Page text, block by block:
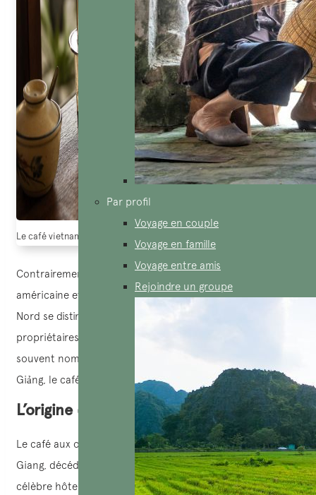
Par profil
Voyage en couple
Voyage en famille
Voyage entre amis
Rejoindre un groupe
Le café vietnamien dans la culture vietnamienne. Source:
Contrairement aux cafés élégants imprégnés de la culture
américaine et de l’esprit ouvert des habitants du Sud, le
Nord se distingue par ses nombreux cafés familiaux, où les
propriétaires eux-mêmes préparent et servent le café,
souvent nommés d’après leur propre nom comme le café
Giảng, le café Nhân, le café Lâm,…
L’origine du café aux oeufs
Le café aux oeufs trouve ses origines grâce à Nguyen Van
Giang, décédé en 1987, qui était chef cuisinier dans le
célèbre hôtel français Metropole à l’époque. En préparant